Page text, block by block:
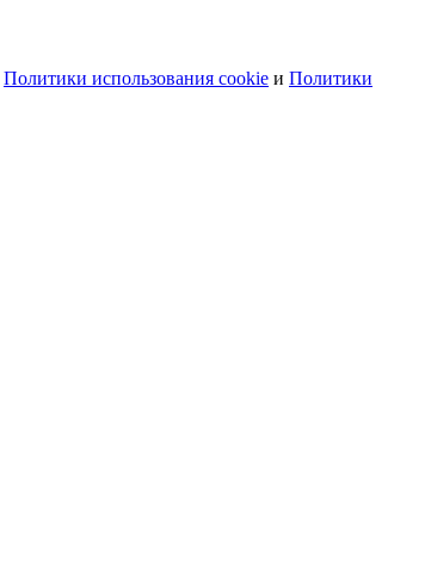
Политики использования cookie и Политики